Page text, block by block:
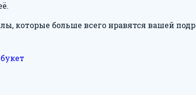
которые больше всего нравятся вашей